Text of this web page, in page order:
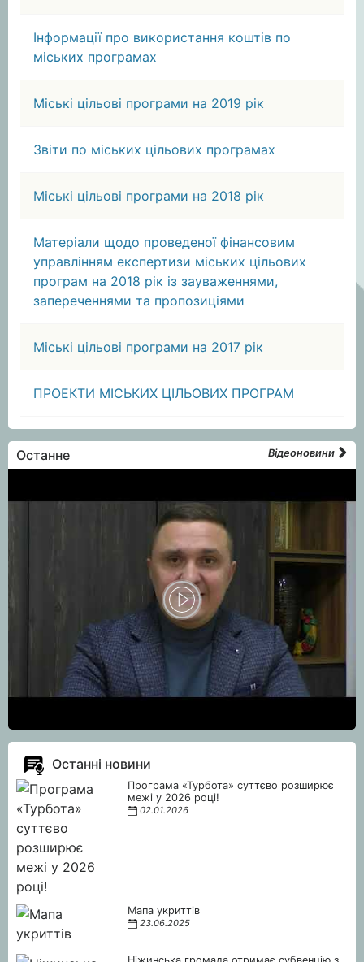
Інформації про використання коштів по
міських програмах
Міські цільові програми на 2019 рік
Звіти по міських цільових програмах
Міські цільові програми на 2018 рік
Матеріали щодо проведеної фінансовим
управлінням експертизи міських цільових
програм на 2018 рік із зауваженнями,
запереченнями та пропозиціями
Міські цільові програми на 2017 рік
ПРОЕКТИ МІСЬКИХ ЦІЛЬОВИХ ПРОГРАМ
Останне Відеоновини
Останні новини
Програма «Турбота» суттєво розширює
межі у 2026 році!
02.01.2026
Мапа укриттів
23.06.2025